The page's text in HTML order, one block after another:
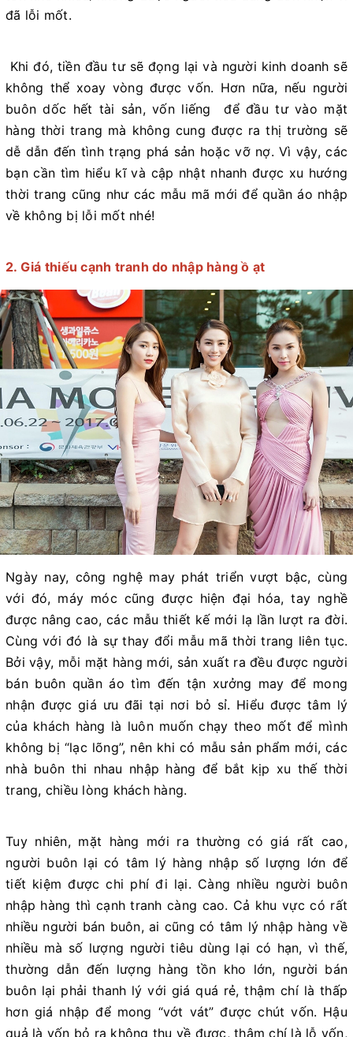
đã lỗi mốt.
Khi đó, tiền đầu tư sẽ đọng lại và người kinh doanh sẽ
không thể xoay vòng được vốn. Hơn nữa, nếu người
buôn dốc hết tài sản, vốn liếng để đầu tư vào mặt
hàng thời trang mà không cung được ra thị trường sẽ
dễ dẫn đến tình trạng phá sản hoặc vỡ nợ. Vì vậy, các
bạn cần tìm hiểu kĩ và cập nhật nhanh được xu hướng
thời trang cũng như các mẫu mã mới để quần áo nhập
về không bị lỗi mốt nhé!
2. Giá thiếu cạnh tranh do nhập hàng ồ ạt
Ngày nay, công nghệ may phát triển vượt bậc, cùng
với đó, máy móc cũng được hiện đại hóa, tay nghề
được nâng cao, các mẫu thiết kế mới lạ lần lượt ra đời.
Cùng với đó là sự thay đổi mẫu mã thời trang liên tục.
Bởi vậy, mỗi mặt hàng mới, sản xuất ra đều được người
bán buôn quần áo tìm đến tận xưởng may để mong
nhận được giá ưu đãi tại nơi bỏ sỉ. Hiểu được tâm lý
của khách hàng là luôn muốn chạy theo mốt để mình
không bị “lạc lõng”, nên khi có mẫu sản phẩm mới, các
nhà buôn thi nhau nhập hàng để bắt kịp xu thế thời
trang, chiều lòng khách hàng.
Tuy nhiên, mặt hàng mới ra thường có giá rất cao,
người buôn lại có tâm lý hàng nhập số lượng lớn để
tiết kiệm được chi phí đi lại. Càng nhiều người buôn
nhập hàng thì cạnh tranh càng cao. Cả khu vực có rất
nhiều người bán buôn, ai cũng có tâm lý nhập hàng về
nhiều mà số lượng người tiêu dùng lại có hạn, vì thế,
thường dẫn đến lượng hàng tồn kho lớn, người bán
buôn lại phải thanh lý với giá quá rẻ, thậm chí là thấp
hơn giá nhập để mong “vớt vát” được chút vốn. Hậu
quả là vốn bỏ ra không thu về được, thậm chí là lỗ vốn,